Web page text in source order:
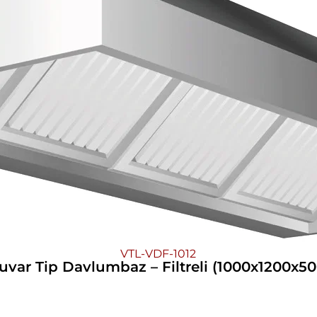
VTL-VDF-1012
Tip Davlumbaz – Filtreli